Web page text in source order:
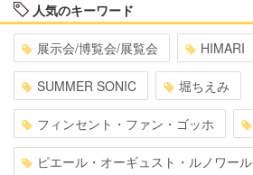
人気のキーワード
展示会/博覧会/展覧会 HIMARI
SUMMER SONIC 堀ちえみ
フィンセント・ファン・ゴッホ
ピエール・オーギュスト・ルノワール